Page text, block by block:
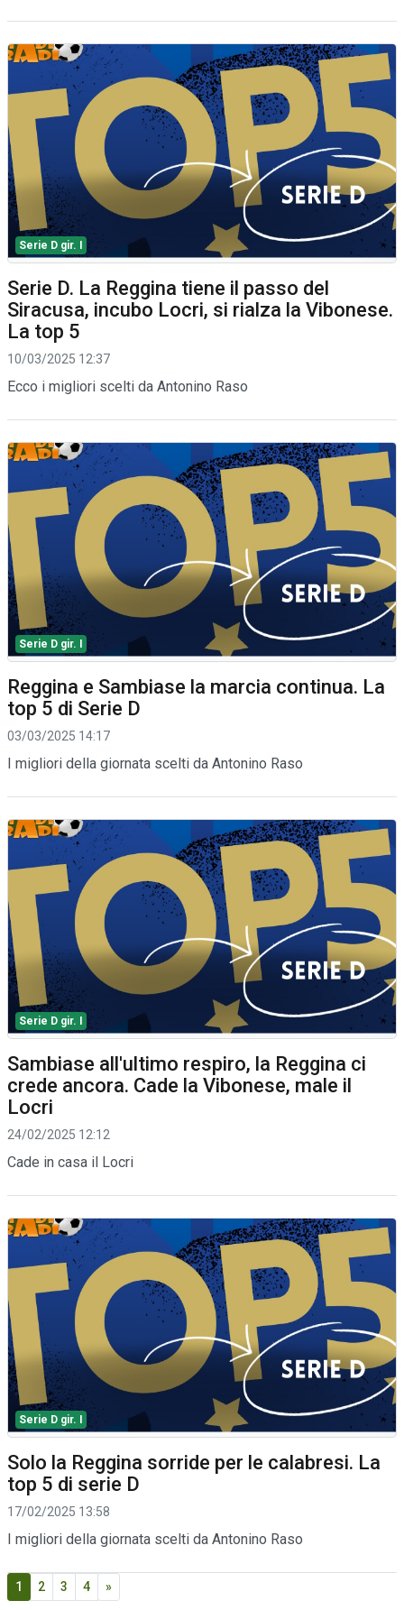
Serie D gir. I
Serie D. La Reggina tiene il passo del
Siracusa, incubo Locri, si rialza la Vibonese.
La top 5
10/03/2025 12:37
Ecco i migliori scelti da Antonino Raso
Serie D gir. I
Reggina e Sambiase la marcia continua. La
top 5 di Serie D
03/03/2025 14:17
I migliori della giornata scelti da Antonino Raso
Serie D gir. I
Sambiase all'ultimo respiro, la Reggina ci
crede ancora. Cade la Vibonese, male il
Locri
24/02/2025 12:12
Cade in casa il Locri
Serie D gir. I
Solo la Reggina sorride per le calabresi. La
top 5 di serie D
17/02/2025 13:58
I migliori della giornata scelti da Antonino Raso
1 2 3 4 »